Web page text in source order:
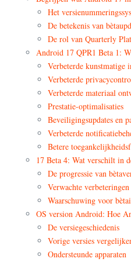
Het
De betekenis van
De rol van Quarterly
Android 17 QPR1 Beta 1:
Verbeterde kunstmatige
Verbeterde
Verbeterde materiaal
Prestatie-optimalisaties
Beveiligingsupdates en
Verbeterde
Betere
17 Beta 4: Wat verschilt in
De progressie van
Verwachte
Waarschuwing voor
OS version Android: Hoe
De versiegeschiedenis
Vorige versies
Ondersteunde apparaten